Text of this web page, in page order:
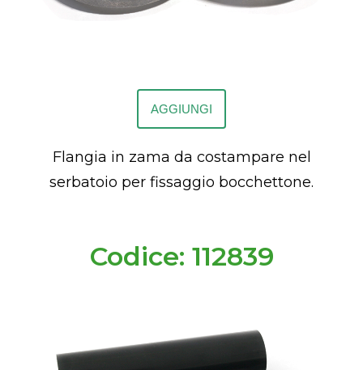
AGGIUNGI
Flangia in zama da costampare nel
serbatoio per fissaggio bocchettone.
Codice: 112839